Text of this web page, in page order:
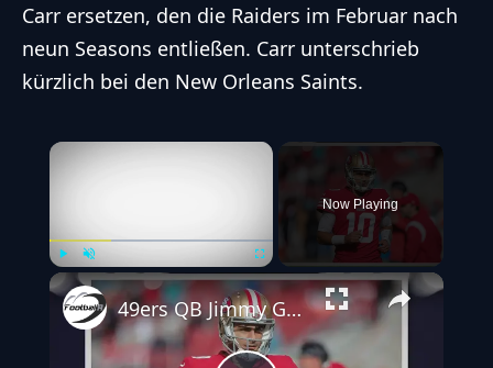
Carr ersetzen, den die Raiders im Februar nach
neun Seasons entließen. Carr unterschrieb
kürzlich bei den New Orleans Saints.
×
Play Unmute Fullscreen
Now Playing
49ers QB Jimmy Garoppolo gibt Update zur Verletzung